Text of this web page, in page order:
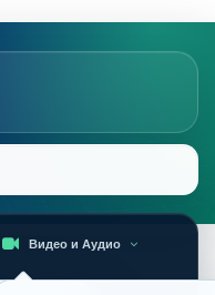
Видео и Аудио